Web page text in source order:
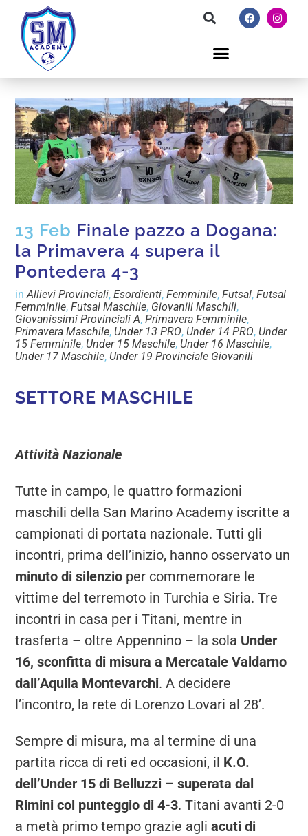
13 Feb Finale pazzo a Dogana:
la Primavera 4 supera il
Pontedera 4-3
inAllievi Provinciali,Esordienti,Femminile,Futsal,Futsal
Femminile,Futsal Maschile, Giovanili Maschili,
Giovanissimi Provinciali A,Primavera Femminile,
Primavera Maschile, Under 13 PRO, Under 14 PRO, Under
15 Femminile, Under 15 Maschile, Under 16 Maschile,
Under 17 Maschile, Under 19 Provinciale Giovanili
SETTORE MASCHILE
Attività Nazionale
Tutte in campo, le quattro formazioni
maschili della San Marino Academy iscritte a
campionati di portata nazionale. Tutti gli
incontri, prima dell’inizio, hanno osservato un
minuto di silenzio per commemorare le
vittime del terremoto in Turchia e Siria. Tre
incontri in casa per i Titani, mentre in
trasferta – oltre Appennino – la sola Under
16, sconfitta di misura a Mercatale Valdarno
dall’Aquila Montevarchi. A decidere
l’incontro, la rete di Lorenzo Lovari al 28’.
Sempre di misura, ma al termine di una
partita ricca di reti ed occasioni, il K.O.
dell’Under 15 di Belluzzi – superata dal
Rimini col punteggio di 4-3. Titani avanti 2-0
a metà primo tempo grazie agliacuti di